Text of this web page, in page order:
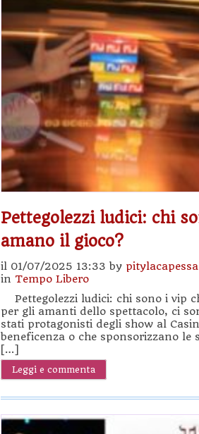
Pettegolezzi ludici: chi
amano il gioco?
il 01/07/2025 13:33 by pitylacapessa
in Tempo Libero
Pettegolezzi ludici: chi sono i vip
per gli amanti dello spettacolo, ci
stati protagonisti degli show al
beneficenza o che sponsorizzano
[…]
Leggi e commenta